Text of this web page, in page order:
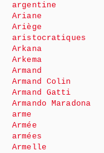
argentine
Ariane
Ariège
aristocratiques
Arkana
Arkema
Armand
Armand Colin
Armand Gatti
Armando Maradona
arme
Armée
armées
Armelle